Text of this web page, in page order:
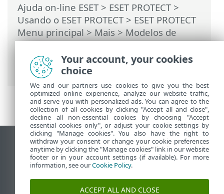
Ajuda on-line ESET> ESET PROTECT>
Usando o ESET PROTECT> ESET PROTECT
Menu principal>Mais>Modelos de
grupo dinâmico>Regras para um
modelo de grupo dinâmico> Regras e
conectivos lógicos
Ver site para desktop
End of Life
Base de conhecimento ESET
Fórum ESET
Your account, your cookies
choice
We and our partners use cookies to give you the best
optimized online experience, analyze our website traffic,
and serve you with personalized ads. You can agree to the
collection of all cookies by clicking "Accept all and close",
decline all non-essential cookies by choosing "Accept
essential cookies only", or adjust your cookie settings by
clicking "Manage cookies". You also have the right to
withdraw your consent or change your cookie preferences
anytime by clicking the "Manage cookies" link in our website
footer or in your account settings (if available). For more
information, see ourCookie Policy.
ACCEPT ALL AND CLOSE